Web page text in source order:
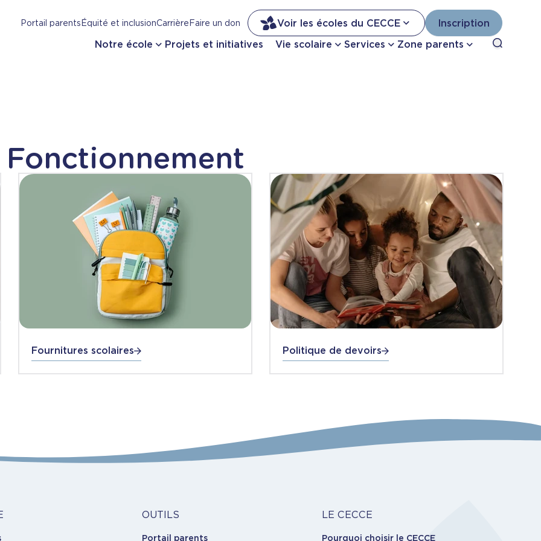
Portail parentsÉquité et inclusionCarrièreFaire un don Voir les écoles du CECCE Inscription
Notre école Projets et initiatives Vie scolaire Services Zone parents Open
Fonctionnement
Fournitures scolaires Politique de devoirs
Outils
OUTILS
Portail parents Carrière
LE CECCE
Pourquoi choisir le CECCE